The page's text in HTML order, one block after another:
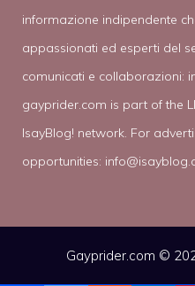
informazione indipendente
appassionati ed esperti del
comunicati e collaborazioni:
gayprider.com is part of the
IsayBlog! network. For
opportunities:
Gayprider.com ©